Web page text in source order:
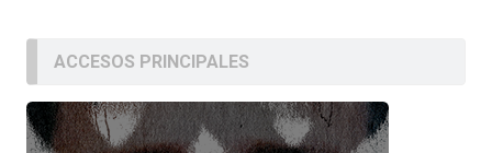
ACCESOS PRINCIPALES